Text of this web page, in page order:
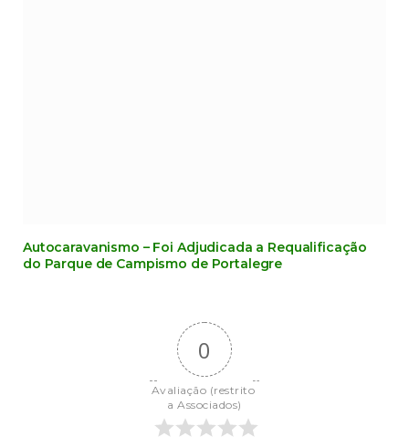
Autocaravanismo – Foi Adjudicada a Requalificação
do Parque de Campismo de Portalegre
0
Avaliação (restrito
a Associados)